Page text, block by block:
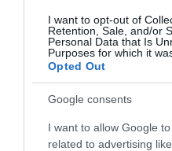
I want to opt-out of
Retention, Sale, and/or
Personal Data that Is
Purposes for which it
Opted Out
Google consents
I want to allow Google
related to advertising